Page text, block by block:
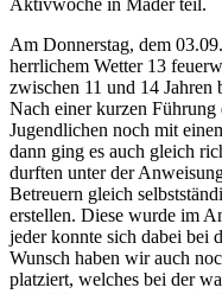
Aktivwoche in Mäder teil.
Am Donnerstag, dem
herrlichem Wetter 13
zwischen 11 und 14 Jahren
Nach einer kurzen
Jugendlichen noch mit
dann ging es auch gleich
durften unter der
Betreuern gleich
erstellen. Diese wurde im
jeder konnte sich dabei bei
Wunsch haben wir auch
platziert, welches bei der